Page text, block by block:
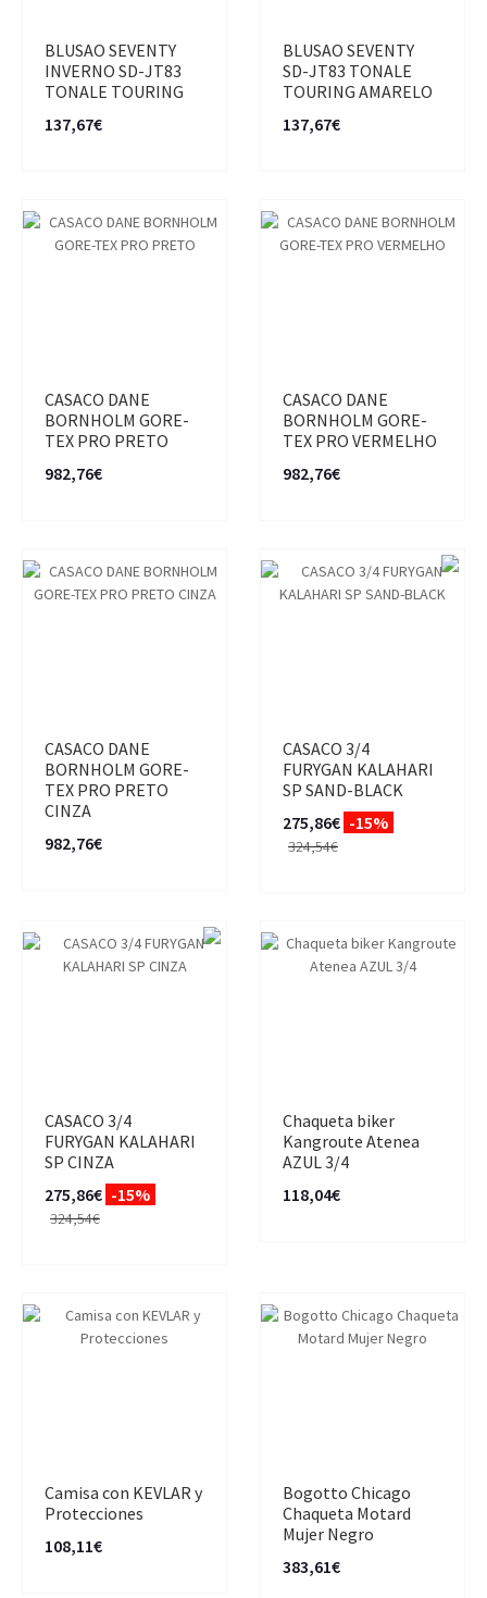
BLUSAO SEVENTY
INVERNO SD-JT83
TONALE TOURING
137,67€
BLUSAO SEVENTY
SD-JT83 TONALE
TOURING AMARELO
137,67€
CASACO DANE
BORNHOLM GORE-
TEX PRO PRETO
982,76€
CASACO DANE
BORNHOLM GORE-
TEX PRO VERMELHO
982,76€
CASACO DANE
BORNHOLM GORE-
TEX PRO PRETO
CINZA
982,76€
CASACO 3/4
FURYGAN KALAHARI
SP SAND-BLACK
275,86€ -15%
324,54€
CASACO 3/4
FURYGAN KALAHARI
SP CINZA
275,86€ -15%
324,54€
Chaqueta biker
Kangroute Atenea
AZUL 3/4
118,04€
Camisa con KEVLAR y
Protecciones
108,11€
Bogotto Chicago
Chaqueta Motard
Mujer Negro
383,61€